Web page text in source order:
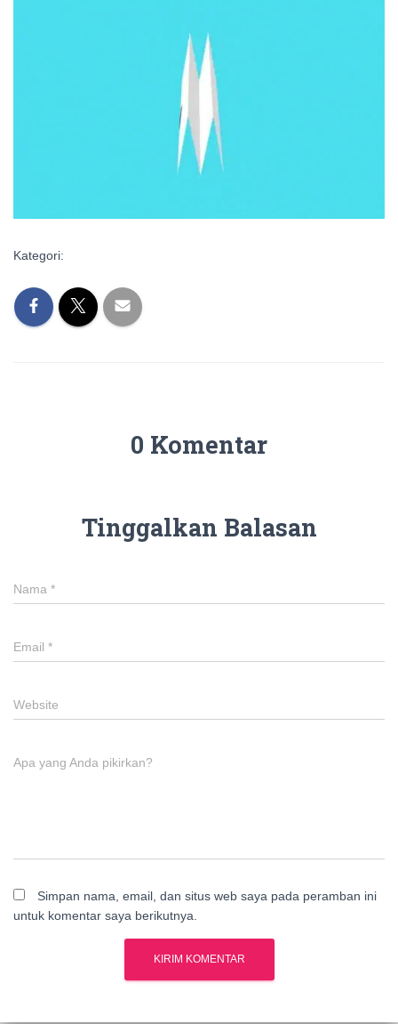
Kategori:
0 Komentar
Tinggalkan Balasan
Nama *
Email *
Website
Apa yang Anda pikirkan?
Simpan nama, email, dan situs web saya pada peramban ini
untuk komentar saya berikutnya.